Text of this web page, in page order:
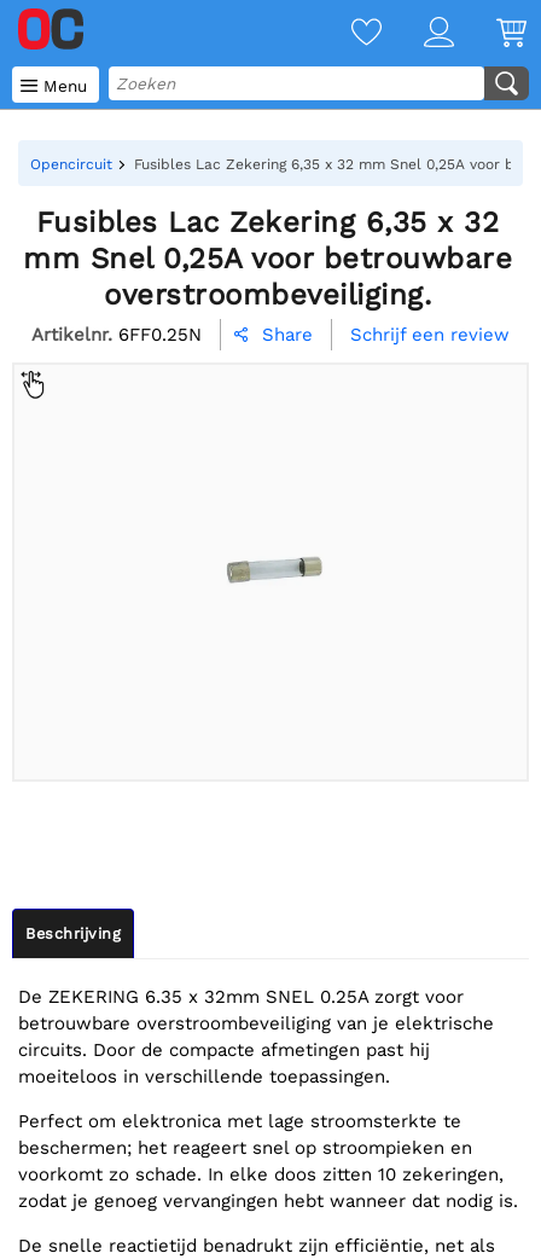
 Menu
Opencircuit Fusibles Lac Zekering 6,35 x 32 mm Snel 0,25A voor
Fusibles Lac Zekering 6,35 x 32
mm Snel 0,25A voor betrouwbare
overstroombeveiliging.
Artikelnr. 6FF0.25N  Share Schrijf een review
Beschrijving
De ZEKERING 6.35 x 32mm SNEL 0.25A zorgt voor
betrouwbare overstroombeveiliging van je elektrische
circuits. Door de compacte afmetingen past hij
moeiteloos in verschillende toepassingen.
Perfect om elektronica met lage stroomsterkte te
beschermen; het reageert snel op stroompieken en
voorkomt zo schade. In elke doos zitten 10 zekeringen,
zodat je genoeg vervangingen hebt wanneer dat nodig is.
De snelle reactietijd benadrukt zijn efficiëntie, net als